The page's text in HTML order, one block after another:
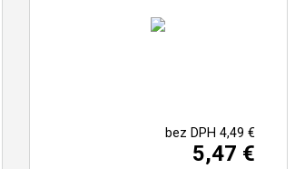
bez DPH 4,49 €
5,47 €